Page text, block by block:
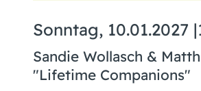
Sonntag, 10.01.2027 |
Sandie Wollasch &
"Lifetime Companions"